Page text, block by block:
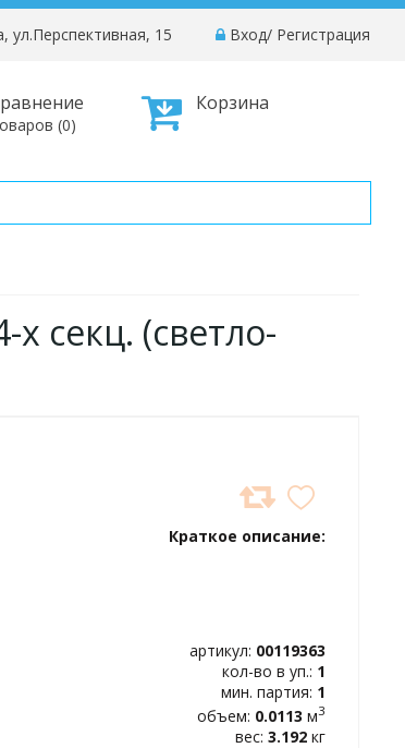
Вход/ Регистрация
ул.Перспективная, 15
Корзина
(0)
секц. (светло-
Краткое описание:
артикул: 00119363
кол-во в уп.: 1
мин. партия: 1
объем: 0.0113 м3
вес: 3.192 кг